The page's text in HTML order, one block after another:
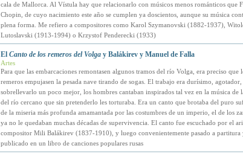
cala de Mallorca. Al Vístula hay que relacionarlo con músicos menos románticos que
Chopin, de cuyo nacimiento este año se cumplen ya doscientos, aunque su música
plena forma. Me refiero a compositores como Karol Szymanovski (1882-1937),
Lutoslavski (1913-1994) o Krzystof Penderecki (1933)
El Canto de los remeros del Volgay Balákirev y Manuel de Falla
Artes
Para que las embarcaciones remontasen algunos tramos del río Volga, era preciso que
remeros empujasen la pesada nave tirando de sogas. El trabajo era durísimo, agotador,
sobrellevarlo un poco mejor, los hombres cantaban inspirados tal vez en la música de
del río cercano que sin pretenderlo les torturaba. Era un canto que brotaba del puro
de la miseria más profunda amamantada por las costumbres de un imperio, el de los
ya no le quedaban muchas décadas de supervivencia. El canto fue escuchado por el
compositor Mili Balákirev (1837-1910), y luego convenientemente pasado a partitura
publicado en un libro de canciones populares rusas